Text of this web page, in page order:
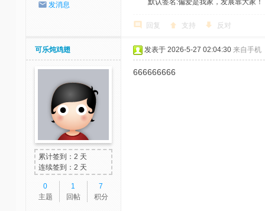
发消息 默认签名:偏爱是我家，发展靠大家
回复 支持 反对
可乐炖鸡翅
累计签到：2 天
连续签到：2 天
0
主题
1
回帖
7
积分
发表于 2026-5-27 02:04:30 来自手机
666666666